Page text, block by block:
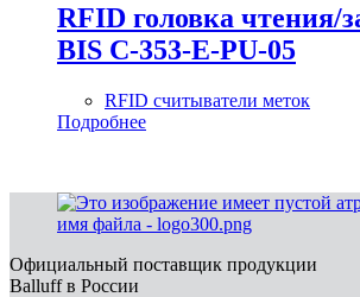
RFID головка чтения/
BIS C-353-E-PU-05
RFID считыватели меток
Подробнее
Официальный поставщик продукции
Balluff в России